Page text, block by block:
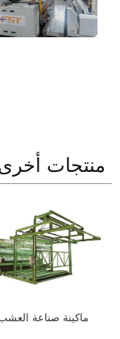
منتجات
ماكينة صناعة